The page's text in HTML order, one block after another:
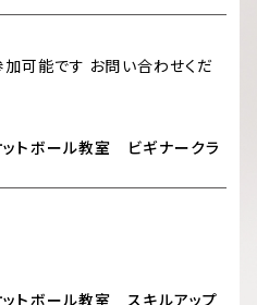
可能です お問い合わせくだ
ットボール教室 ビギナークラ
ットボール教室 スキルアップ